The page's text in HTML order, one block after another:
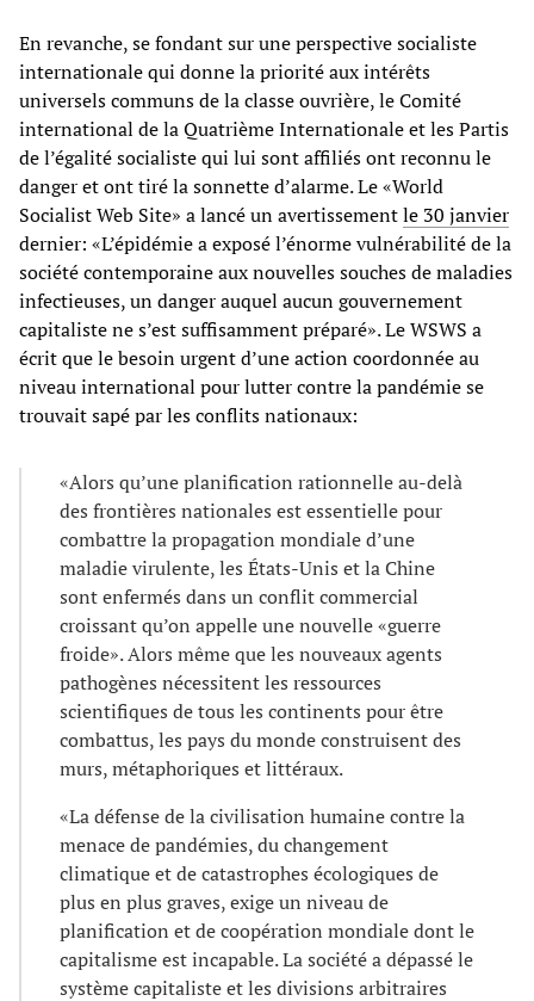
En revanche, se fondant sur une perspective socialiste
internationale qui donne la priorité aux intérêts
universels communs de la classe ouvrière, le Comité
international de la Quatrième Internationale et les Partis
de l’égalité socialiste qui lui sont affiliés ont reconnu le
danger et ont tiré la sonnette d’alarme. Le «World
Socialist Web Site» a lancé un avertissementle 30 janvier
dernier: «L’épidémie a exposé l’énorme vulnérabilité de la
société contemporaine aux nouvelles souches de maladies
infectieuses, un danger auquel aucun gouvernement
capitaliste ne s’est suffisamment préparé». Le WSWS a
écrit que le besoin urgent d’une action coordonnée au
niveau international pour lutter contre la pandémie se
trouvait sapé par les conflits nationaux:
«Alors qu’une planification rationnelle au-delà
des frontières nationales est essentielle pour
combattre la propagation mondiale d’une
maladie virulente, les États-Unis et la Chine
sont enfermés dans un conflit commercial
croissant qu’on appelle une nouvelle «guerre
froide». Alors même que les nouveaux agents
pathogènes nécessitent les ressources
scientifiques de tous les continents pour être
combattus, les pays du monde construisent des
murs, métaphoriques et littéraux.
«La défense de la civilisation humaine contre la
menace de pandémies, du changement
climatique et de catastrophes écologiques de
plus en plus graves, exige un niveau de
planification et de coopération mondiale dont le
capitalisme est incapable. La société a dépassé le
système capitaliste et les divisions arbitraires